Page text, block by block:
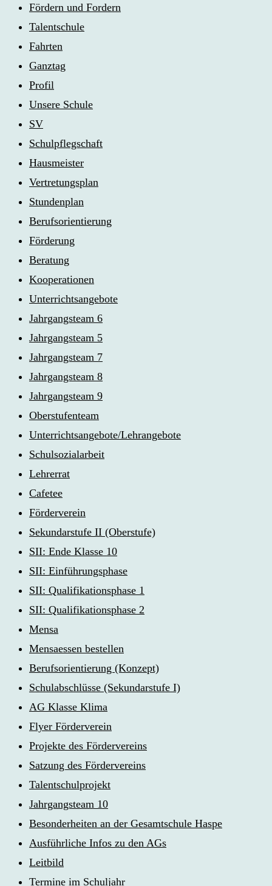
Fördern und Fordern
Talentschule
Fahrten
Ganztag
Profil
Unsere Schule
SV
Schulpflegschaft
Hausmeister
Vertretungsplan
Stundenplan
Berufsorientierung
Förderung
Beratung
Kooperationen
Unterrichtsangebote
Jahrgangsteam 6
Jahrgangsteam 5
Jahrgangsteam 7
Jahrgangsteam 8
Jahrgangsteam 9
Oberstufenteam
Unterrichtsangebote/Lehrangebote
Schulsozialarbeit
Lehrerrat
Cafetee
Förderverein
Sekundarstufe II (Oberstufe)
SII: Ende Klasse 10
SII: Einführungsphase
SII: Qualifikationsphase 1
SII: Qualifikationsphase 2
Mensa
Mensaessen bestellen
Berufsorientierung (Konzept)
Schulabschlüsse (Sekundarstufe I)
AG Klasse Klima
Flyer Förderverein
Projekte des Fördervereins
Satzung des Fördervereins
Talentschulprojekt
Jahrgangsteam 10
Besonderheiten an der Gesamtschule Haspe
Ausführliche Infos zu den AGs
Leitbild
Termine im Schuljahr